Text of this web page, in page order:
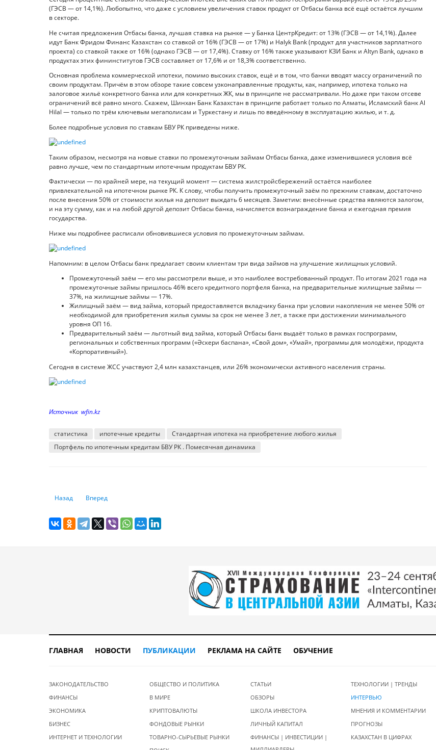
(ГЭСВ — от 14,1%). Любопытно, что даже с условием увеличения ставок продукт от Отбасы банка всё ещё остаётся лучшим
в секторе.
Не считая предложения Отбасы банка, лучшая ставка на рынке — у Банка ЦентрКредит: от 13% (ГЭСВ — от 14,1%). Далее
идут Банк Фридом Финанс Казахстан со ставкой от 16% (ГЭСВ — от 17%) и Halyk Bank (продукт для участников зарплатного
проекта) со ставкой также от 16% (однако ГЭСВ — от 17,4%). Ставку от 16% также указывают КЗИ Банк и Altyn Bank, однако в
продуктах этих фининститутов ГЭСВ составляет от 17,6% и от 18,3% соответственно.
Основная проблема коммерческой ипотеки, помимо высоких ставок, ещё и в том, что банки вводят массу ограничений по
своим продуктам. Причём в этом обзоре такие совсем узконаправленные продукты, как, например, ипотека только на
залоговое жильё конкретного банка или для конкретных ЖК, мы в принципе не рассматривали. Но даже при таком отсеве
ограничений всё равно много. Скажем, Шинхан Банк Казахстан в принципе работает только по Алматы, Исламский банк Al
Hilal — только по трём ключевым мегаполисам и Туркестану и лишь по введённому в эксплуатацию жилью, и т. д.
Более подробные условия по ставкам БВУ РК приведены ниже.
Таким образом, несмотря на новые ставки по промежуточным займам Отбасы банка, даже изменившиеся условия всё
равно лучше, чем по стандартным ипотечным продуктам БВУ РК.
Фактически — по крайней мере, на текущий момент — система жилстройсбережений остаётся наиболее
привлекательной на ипотечном рынке РК. К слову, чтобы получить промежуточный заём по прежним ставкам, достаточно
после внесения 50% от стоимости жилья на депозит выждать 6 месяцев. Заметим: внесённые средства являются залогом,
и на эту сумму, как и на любой другой депозит Отбасы банка, начисляется вознаграждение банка и ежегодная премия
государства.
Ниже мы подробнее расписали обновившиеся условия по промежуточным займам.
Напомним: в целом Отбасы банк предлагает своим клиентам три вида займов на улучшение жилищных условий.
Промежуточный заём — его мы рассмотрели выше, и это наиболее востребованный продукт. По итогам 2021 года на
промежуточные займы пришлось 46% всего кредитного портфеля банка, на предварительные жилищные займы —
37%, на жилищные займы — 17%.
Жилищный заём — вид займа, который предоставляется вкладчику банка при условии накопления не менее 50% от
необходимой для приобретения жилья суммы за срок не менее 3 лет, а также при достижении минимального
уровня ОП 16.
Предварительный заём — льготный вид займа, который Отбасы банк выдаёт только в рамках госпрограмм,
региональных и собственных программ («Әскери баспана», «Свой дом», «Умай», программы для молодёжи, продукта
«Корпоративный»).
Сегодня в системе ЖСС участвуют 2,4 млн казахстанцев, или 26% экономически активного населения страны.
Источник wfin.kz
статистика ипотечные кредиты
Стандартная ипотека на приобретение любого жилья
Портфель по ипотечным кредитам БВУ РК . Помесячная динамика
Предыдущий: 3 из 10 сотрудников промсектора Казахстана работают на предприятиях горно-металлургического комплекса
Назад Следующий: Военная мощь стран Центральной Азии: кто в лидерах
Вперед
ГЛАВНАЯ НОВОСТИ ПУБЛИКАЦИИ РЕКЛАМА НА САЙТЕ ОБУЧЕНИЕ
ЗАКОНОДАТЕЛЬСТВО
ФИНАНСЫ
ЭКОНОМИКА
БИЗНЕС
ИНТЕРНЕТ И ТЕХНОЛОГИИ
ОБЩЕСТВО И ПОЛИТИКА
В МИРЕ
КРИПТОВАЛЮТЫ
ФОНДОВЫЕ РЫНКИ
ТОВАРНО-СЫРЬЕВЫЕ РЫНКИ
СТАТЬИ
ОБЗОРЫ
ШКОЛА ИНВЕСТОРА
ЛИЧНЫЙ КАПИТАЛ
ФИНАНСЫ | ИНВЕСТИЦИИ |
ТЕХНОЛОГИИ | ТРЕНДЫ
ИНТЕРВЬЮ
МНЕНИЯ И КОММЕНТАРИИ
ПРОГНОЗЫ
КАЗАХСТАН В ЦИФРАХ